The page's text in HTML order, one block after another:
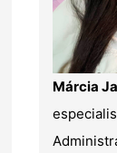
Márcia